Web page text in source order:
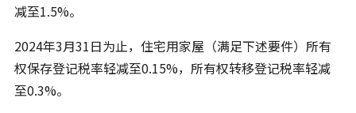
减至1.5%。
2024年3月31日为止，住宅用家屋（满足下述要件）所有
权保存登记税率轻减至0.15%，所有权转移登记税率轻减
至0.3%。